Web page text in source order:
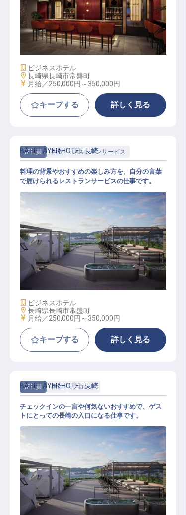
予約管理│月給25万円～／今冬長崎
に開業するカルチャービジネスホテ
ル／宿泊予約・販売を支える
施設業態
ビジネスホテル
勤務地
長崎県長崎市常盤町
給与
月給／250,000円～ 350,000円
キープする 詳しく見る
正社員 料飲 レストランサービス
レストランサービス│月給25万円～
／今冬開業のホテルレストラン／NE
W CLASSICなサービスをつくる
BASE LAYER HOTEL 長崎
料理の背景やおすすめの楽しみ方を、自分の言葉
で届けられるレストランサービスの仕事です。
施設業態
ビジネスホテル
勤務地
長崎県長崎市常盤町
給与
月給／250,000円～ 350,000円
キープする 詳しく見る
正社員 宿泊 フロント
フロント│月給25万円～／今冬長崎
に開業するカルチャービジネスホテ
ル／ゲストにとっての長崎の入口に
BASE LAYER HOTEL 長崎
チェックインの一言や何気ないおすすめで、ゲス
トにとっての長崎の入口になる仕事です。